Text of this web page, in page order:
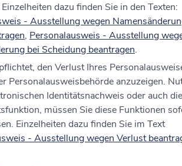
Einzelheiten dazu finden Sie in den Texten:
- Ausstellung wegen
, Personalausweis - Ausstellung
bei Scheidung beantragen.
den Verlust Ihres
Personalausweisbehörde anzuzeigen.
Identitätsnachweis oder auch die
müssen Sie diese Funktionen
Einzelheiten dazu finden Sie im Text
- Ausstellung wegen Verlust